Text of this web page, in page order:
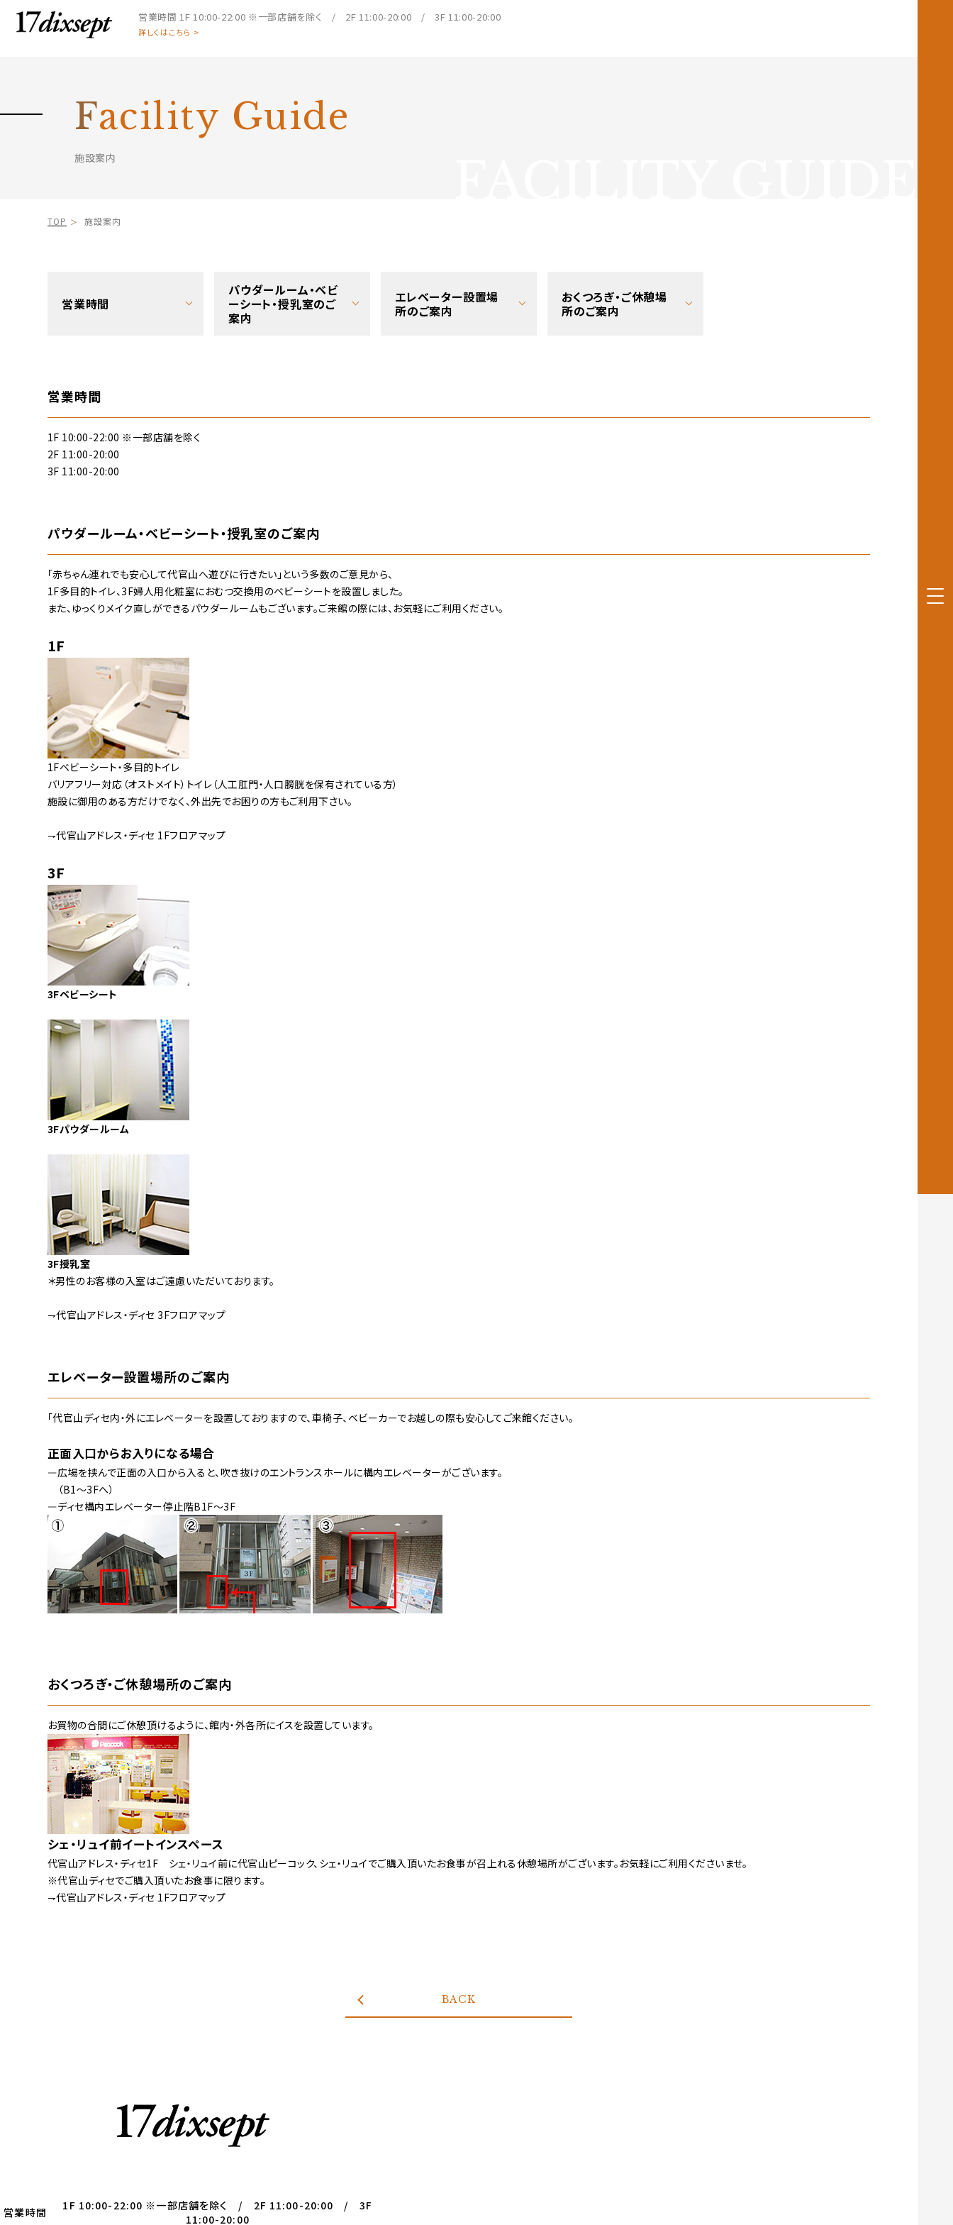
営業時間1F 10:00-22:00 ※一部店舗を除く / 2F 11:00-20:00 / 3F 11:00-20:00
詳しくはこちら >
Facility Guide
施設案内
TOP 施設案内
営業時間
パウダールーム・ベビ
ーシート・授乳室のご
案内
エレベーター設置場
所のご案内
おくつろぎ・ご休憩場
所のご案内
営業時間
1F 10:00-22:00 ※一部店舗を除く
2F 11:00-20:00
3F 11:00-20:00
パウダールーム・ベビーシート・授乳室のご案内
「赤ちゃん連れでも安心して代官山へ遊びに行きたい」という多数のご意見から、
1F多目的トイレ、3F婦人用化粧室におむつ交換用のベビーシートを設置しました。
また、ゆっくりメイク直しができるパウダールームもございます。ご来館の際には、お気軽にご利用ください。
1F
1Fベビーシート・多目的トイレ
バリアフリー対応（オストメイト）トイレ（人工肛門・人口膀胱を保有されている方）
施設に御用のある方だけでなく、外出先でお困りの方もご利用下さい。
⇁代官山アドレス・ディセ 1Fフロアマップ
3F
3Fベビーシート
3Fパウダールーム
3F授乳室
＊男性のお客様の入室はご遠慮いただいております。
⇁代官山アドレス・ディセ 3Fフロアマップ
エレベーター設置場所のご案内
「代官山ディセ内・外にエレベーターを設置しておりますので、車椅子、ベビーカーでお越しの際も安心してご来館ください。
正面入口からお入りになる場合
ー広場を挟んで正面の入口から入ると、吹き抜けのエントランスホールに構内エレベーターがございます。
（B1～3Fへ）
ーディセ構内エレベーター停止階B1F～3F
おくつろぎ・ご休憩場所のご案内
お買物の合間にご休憩頂けるように、館内・外各所にイスを設置しています。
シェ・リュイ前イートインスペース
代官山アドレス・ディセ1F シェ・リュイ前に代官山ピーコック、シェ・リュイでご購入頂いたお食事が召上れる休憩場所がございます。お気軽にご利用くださいませ。
※代官山ディセでご購入頂いたお食事に限ります。
⇁代官山アドレス・ディセ 1Fフロアマップ
BACK
営業時間
1F 10:00-22:00 ※一部店舗を除く / 2F 11:00-20:00 / 3F
11:00-20:00